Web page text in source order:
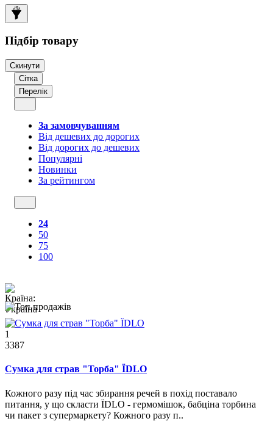
Підбір товару
Скинути
Сітка
Перелік
За замовчуванням
Від дешевих до дорогих
Від дорогих до дешевих
Популярні
Новинки
За рейтингом
24
50
75
100
1
3387
Сумка для страв "Торба" ЇDLO
Кожного разу під час збирання речей в похід поставало
питання, у що скласти ЇDLO - гермомішок, бабціна торбина
чи пакет з супермаркету? Кожного разу п..